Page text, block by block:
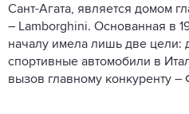
Сант-Агата, является домом
– Lamborghini. Основанная в
началу имела лишь две цели:
спортивные автомобили в
вызов главному конкуренту –